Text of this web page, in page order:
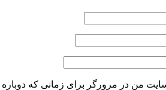
من در مرورگر برای زمانی که